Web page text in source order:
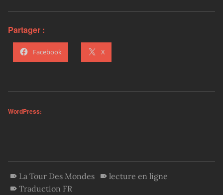
Partager :
Facebook X
WordPress:
La Tour Des Mondes
lecture en ligne
Traduction FR